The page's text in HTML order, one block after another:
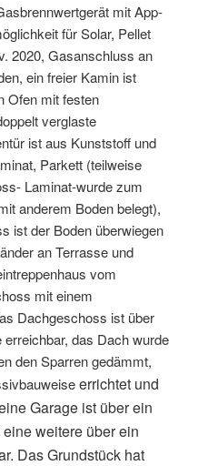
mit App-
für Solar, Pellet
2020, Gasanschluss an
ein freier Kamin ist
Ofen mit festen
verglaste
ist aus Kunststoff und
Parkett (teilweise
Laminat-wurde zum
anderem Boden belegt),
ist der Boden überwiegen
an Terrasse und
vom
mit einem
Dachgeschoss ist über
das Dach wurde
den Sparren gedämmt,
errichtet und
Garage ist über ein
eineweitere über ein
Das Grundstück hat